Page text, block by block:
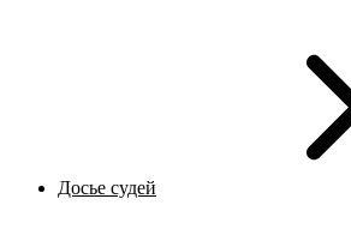
Досье судей